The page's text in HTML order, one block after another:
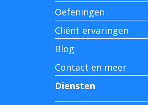
Oefeningen
Cliënt ervaringen
Blog
Contact en meer
Diensten